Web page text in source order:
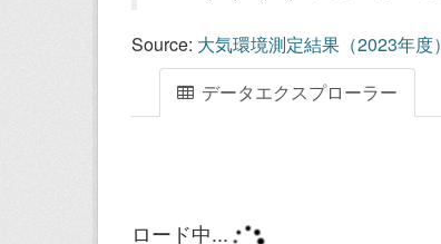
Source: 大気環境測定結果（2023年度）
データエクスプローラー